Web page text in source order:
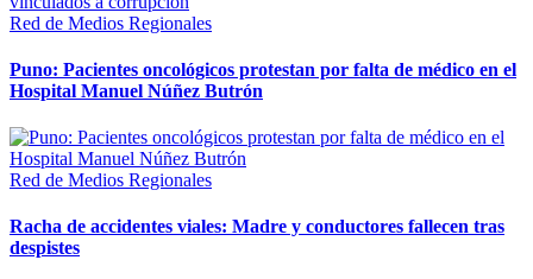
Red de Medios Regionales
Puno: Pacientes oncológicos protestan por falta de médico en el
Hospital Manuel Núñez Butrón
Red de Medios Regionales
Racha de accidentes viales: Madre y conductores fallecen tras
despistes